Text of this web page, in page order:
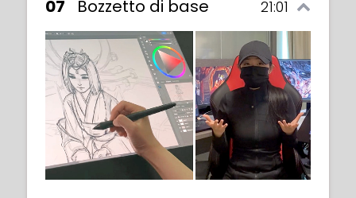
07 Bozzetto di base 21:01